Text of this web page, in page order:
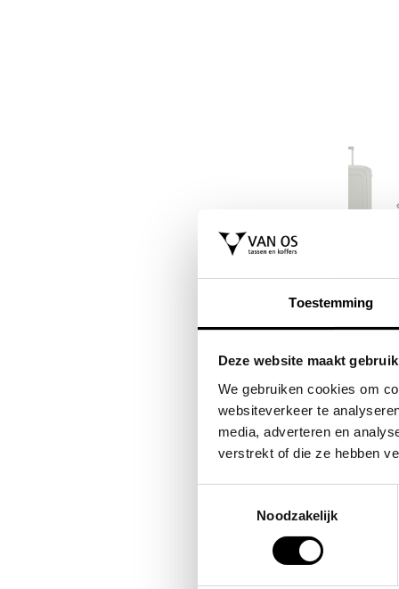
Toestemming
Deze website maakt
We gebruiken cookies om
websiteverkeer te
media, adverteren en
verstrekt of die ze hebben
Noodzakelijk
handtas dames
koffer / trolley /
reiskoffer 69
(medium) s'cure